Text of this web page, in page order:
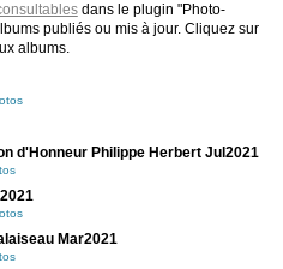
dans le plugin "Photo-
publiés ou mis à jour. Cliquez sur
albums.
d'Honneur Philippe Herbert Jul2021
Mar2021